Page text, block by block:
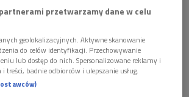
warszawskimi teatrami, grał u
Huebnera i Jerzego Jarockiego. Jego
się w 1963 roku - rolą księdza w
Następnie przyszły kolejne
Zagrał w "Barwach ochronnych"
przetwarzamy dane w celu
geolokalizacyjnych. Aktywne skanowanie
do celów identyfikacji. Przechowywanie
lub dostęp do nich. Spersonalizowane reklamy i
treści, badnie odbiorców i ulepszanie usług.